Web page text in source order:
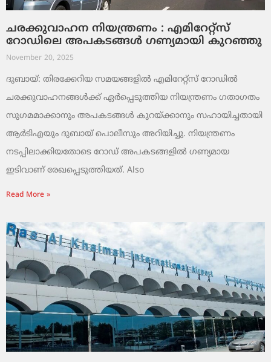
ചരക്കുവാഹന നിയന്ത്രണം : എമിറേറ്റ്സ്
റോഡിലെ അപകടങ്ങൾ ഗണ്യമായി കുറഞ്ഞു
November 20, 2025
ദുബായ്: തിരക്കേറിയ സമയങ്ങളിൽ എമിറേറ്റ്സ് റോഡിൽ
ചരക്കുവാഹനങ്ങൾക്ക് ഏർപ്പെടുത്തിയ നിയന്ത്രണം ഗതാഗതം
സുഗമമാക്കാനും അപകടങ്ങൾ കുറയ്ക്കാനും സഹായിച്ചതായി
ആർടിഎയും ദുബായ് പൊലീസും അറിയിച്ചു. നിയന്ത്രണം
നടപ്പിലാക്കിയതോടെ റോഡ് അപകടങ്ങളിൽ ഗണ്യമായ
ഇടിവാണ് രേഖപ്പെടുത്തിയത്. Also
Read More »